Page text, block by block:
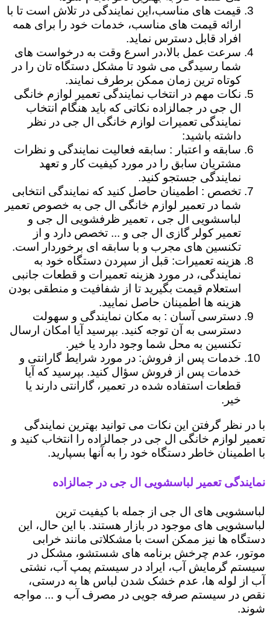
قیمت های مناسب،این نمایندگی در تلاش است تا با
ارائه قیمت های مناسب، خدمات خود را برای همه
افراد قابل دسترس نماید.
سرعت عمل بالا،در اسرع وقت به درخواست های
شما رسیدگی می شود تا مشکل دستگاه تان را در
کوتاه ترین زمان ممکن برطرف نمایند.
نکات مهم در انتخاب نمایندگی تعمیر لوازم خانگی
ال جی در جمالزاده نکاتی که باید هنگام انتخاب
نمایندگی تعمیرات لوازم خانگی ال جی در نظر
داشته باشید:
سابقه و اعتبار : سابقه فعالیت نمایندگی و نظرات
مشتریان سابق را در مورد کیفیت کار و تعهد
نمایندگی جستجو کنید.
تخصص : اطمینان حاصل کنید که نمایندگی انتخابی
شما در تعمیر لوازم خانگی ال جی به خصوص تعمیر
لباسشویی ال جی ، تعمیر ظرفشویی ال جی و
تعمیر کولر گازی ال جی و ... تخصص دارد و از
تکنسین های مجرب و با سابقه ای برخوردار است.
هزینه تعمیرات: قبل از سپردن دستگاه خود به
نمایندگی، در مورد هزینه تعمیرات و قطعات جانبی
استعلام قیمت بگیرید تا از شفافیت و منطقی بودن
هزینه ها اطمینان حاصل نمایید.
دسترسی آسان : به مکان نمایندگی و سهولت
دسترسی به آن توجه کنید. بپرسید آیا امکان ارسال
تکنسین به محل شما وجود دارد یا خیر.
خدمات پس از فروش: در مورد شرایط گارانتی و
خدمات پس از فروش سؤال کنید. بپرسید که آیا
قطعات استفاده شده در تعمیر، گارانتی دارند یا
خیر.
با در نظر گرفتن این نکات می توانید بهترین نمایندگی
تعمیر لوازم خانگی ال جی در جمالزاده را انتخاب کنید و
با اطمینان خاطر دستگاه خود را به آنها بسپارید.
نمایندگی تعمیر لباسشویی ال جی در جمالزاده
لباسشویی های ال جی از جمله با کیفیت ترین
لباسشویی های موجود در بازار هستند. با این حال، این
دستگاه ها نیز ممکن است با مشکلاتی مانند خرابی
موتور، عدم چرخش برنامه های شستشو، مشکل در
سیستم گرمایش آب، ایراد در سیستم پمپ آب، نشتی
آب از لوله ها، عدم خشک شدن لباس ها به درستی،
نقص در سیستم صرفه جویی در مصرف آب و ... مواجه
شوند.